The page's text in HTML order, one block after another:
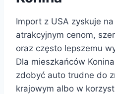
Import z USA zyskuje
atrakcyjnym cenom,
oraz często lepszemu
Dla mieszkańców
zdobyć auto trudne do
krajowym albo w